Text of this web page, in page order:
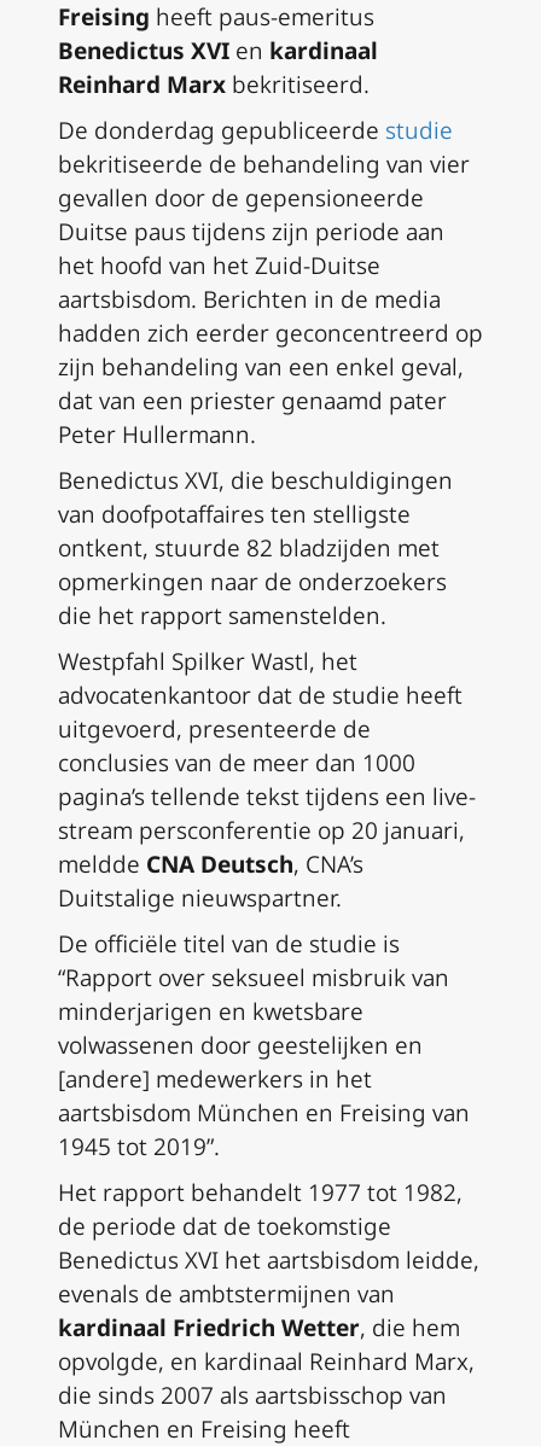
Freising heeft paus-emeritus
Benedictus XVI en kardinaal
Reinhard Marx bekritiseerd.
De donderdag gepubliceerde studie
bekritiseerde de behandeling van vier
gevallen door de gepensioneerde
Duitse paus tijdens zijn periode aan
het hoofd van het Zuid-Duitse
aartsbisdom. Berichten in de media
hadden zich eerder geconcentreerd op
zijn behandeling van een enkel geval,
dat van een priester genaamd pater
Peter Hullermann.
Benedictus XVI, die beschuldigingen
van doofpotaffaires ten stelligste
ontkent, stuurde 82 bladzijden met
opmerkingen naar de onderzoekers
die het rapport samenstelden.
Westpfahl Spilker Wastl, het
advocatenkantoor dat de studie heeft
uitgevoerd, presenteerde de
conclusies van de meer dan 1000
pagina’s tellende tekst tijdens een live-
stream persconferentie op 20 januari,
meldde CNA Deutsch, CNA’s
Duitstalige nieuwspartner.
De officiële titel van de studie is
“Rapport over seksueel misbruik van
minderjarigen en kwetsbare
volwassenen door geestelijken en
[andere] medewerkers in het
aartsbisdom München en Freising van
1945 tot 2019”.
Het rapport behandelt 1977 tot 1982,
de periode dat de toekomstige
Benedictus XVI het aartsbisdom leidde,
evenals de ambtstermijnen van
kardinaal Friedrich Wetter, die hem
opvolgde, en kardinaal Reinhard Marx,
die sinds 2007 als aartsbisschop van
München en Freising heeft